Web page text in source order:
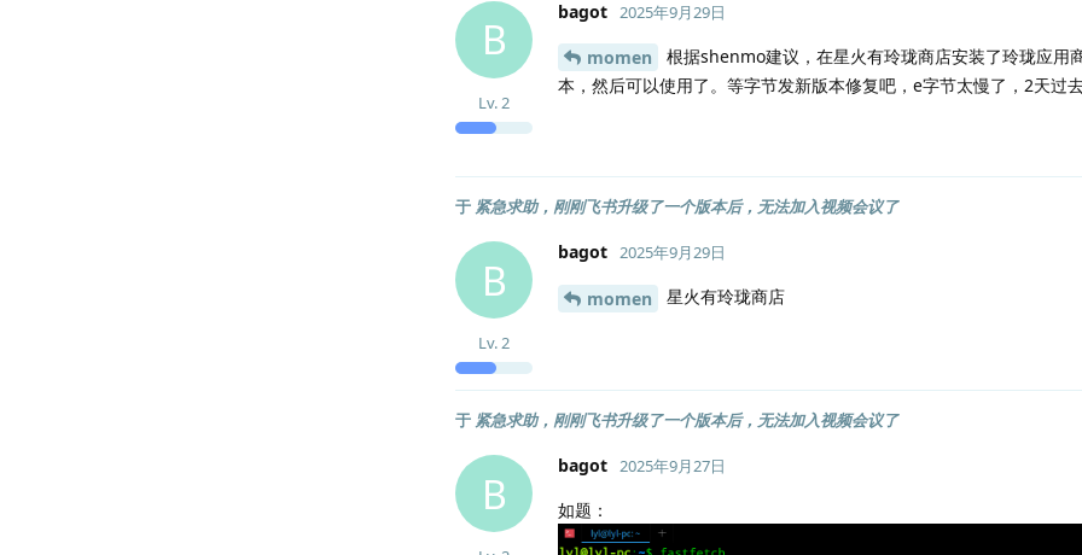
B
bagot
Lv. 2
2025年9月29日
momen
根据shenmo建议，在星火有玲珑商店安装了玲珑应用
本，然后可以使用了。等字节发新版本修复吧，e字节太慢了，2天过
于 紧急求助，刚刚飞书升级了一个版本后，无法加入视频会议了
B
bagot
Lv.2
2025年9月29日
momen 星火有玲珑商店
于 紧急求助，刚刚飞书升级了一个版本后，无法加入视频会议了
B
bagot 2025年9月27日
如题：